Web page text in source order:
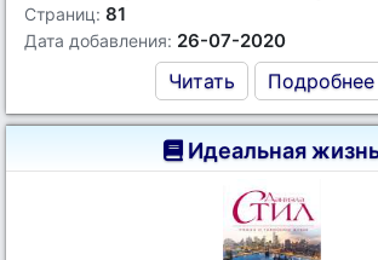
Страниц: 81
Дата добавления: 26-07-2020
Читать Подробнее
Идеальная